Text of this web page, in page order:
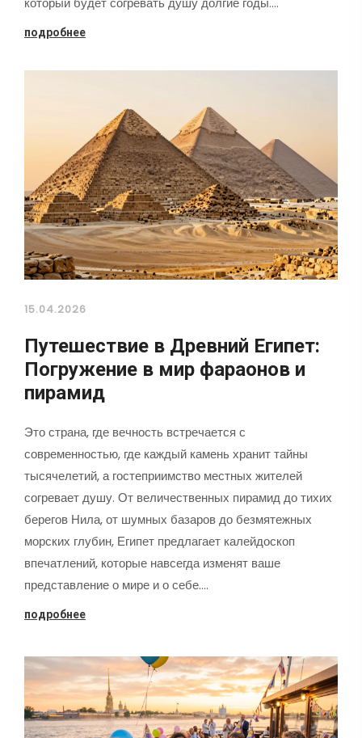
подробнее
15.04.2026
Путешествие в Древний Египет:
Погружение в мир фараонов и
пирамид
Это страна, где вечность встречается с
современностью, где каждый камень хранит тайны
тысячелетий, а гостеприимство местных жителей
согревает душу. От величественных пирамид до тихих
берегов Нила, от шумных базаров до безмятежных
морских глубин, Египет предлагает калейдоскоп
впечатлений, которые навсегда изменят ваше
представление о мире и о себе.…
подробнее